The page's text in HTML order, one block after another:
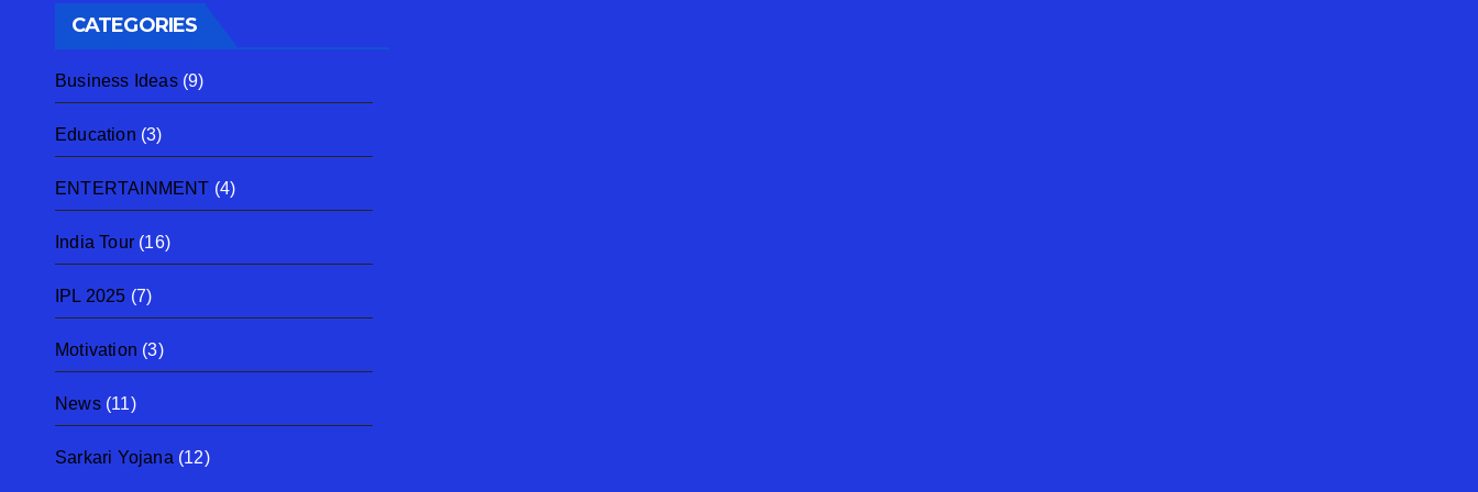
CATEGORIES
Business Ideas(9)
Education (3)
ENTERTAINMENT (4)
India Tour (16)
IPL 2025 (7)
Motivation (3)
News(11)
Sarkari Yojana (12)